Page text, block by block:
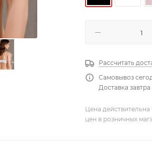
Рассчитать
Самовывоз
Доставка завтра
Цена
цен в розничных